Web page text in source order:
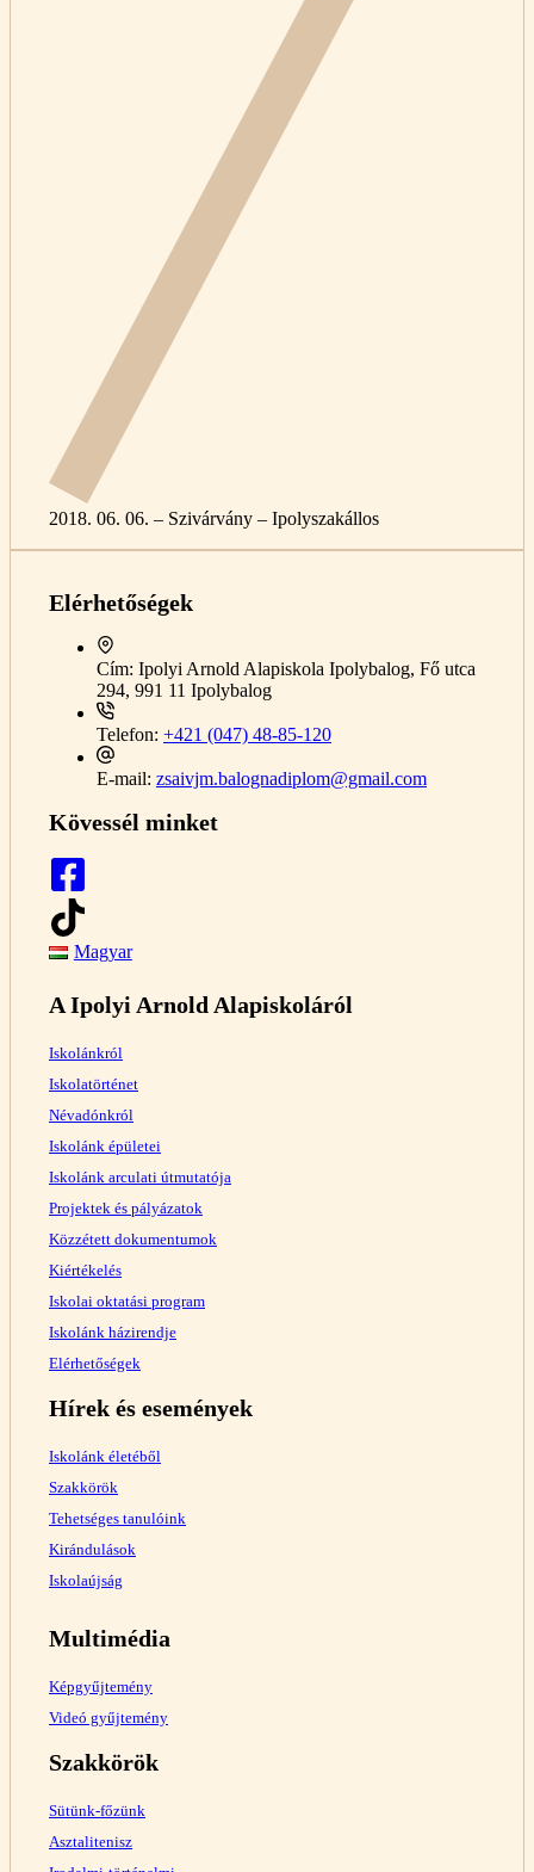
2018. 06. 06. – Szivárvány – Ipolyszakállos
Elérhetőségek
Cím: Ipolyi Arnold Alapiskola Ipolybalog, Fő utca
294, 991 11 Ipolybalog
Telefon: +421 (047) 48-85-120
E-mail: zsaivjm.balognadiplom@gmail.com
Kövessél minket
Magyar
A Ipolyi Arnold Alapiskoláról
Iskolánkról
Iskolatörténet
Névadónkról
Iskolánk épületei
Iskolánk arculati útmutatója
Projektek és pályázatok
Közzétett dokumentumok
Kiértékelés
Iskolai oktatási program
Iskolánk házirendje
Elérhetőségek
Hírek és események
Iskolánk életéből
Szakkörök
Tehetséges tanulóink
Kirándulások
Iskolaújság
Multimédia
Képgyűjtemény
Videó gyűjtemény
Szakkörök
Sütünk-főzünk
Asztalitenisz